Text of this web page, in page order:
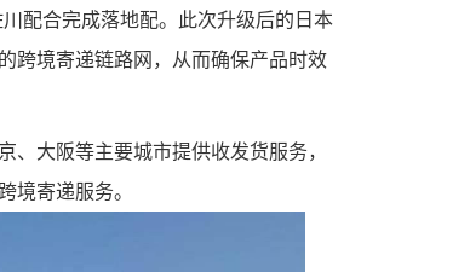
配合完成落地配。此次升级后的日本
跨境寄递链路网，从而确保产品时效
、大阪等主要城市提供收发货服务，
境寄递服务。